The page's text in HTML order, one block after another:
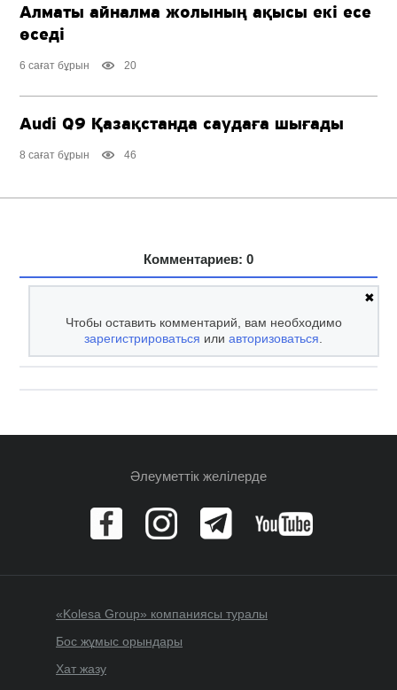
Алматы айналма жолының ақысы екі есе
өседі
6 сағат бұрын 20
Audi Q9 Қазақстанда саудаға шығады
8 сағат бұрын 46
Комментариев: 0
✖
Чтобы оставить комментарий, вам необходимо
зарегистрироваться илиавторизоваться.
Әлеуметтік желілерде
«Kolesa Group» компаниясы туралы
Бос жұмыс орындары
Хат жазу